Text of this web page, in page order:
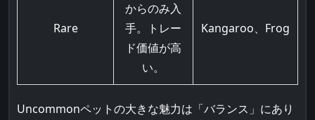
Rare
からのみ入
手。トレー
ド価値が高
い。
Kangaroo、Frog
Uncommonペットの大きな魅力は「バランス」にあり